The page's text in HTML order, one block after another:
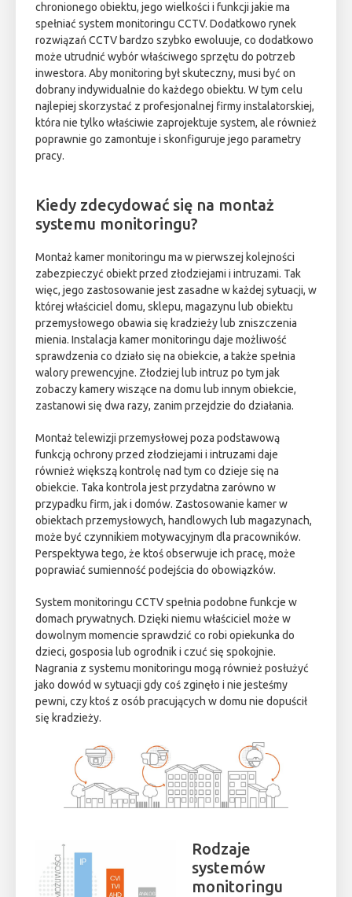
chronionego obiektu, jego wielkości i funkcji jakie ma
spełniać system monitoringu CCTV. Dodatkowo rynek
rozwiązań CCTV bardzo szybko ewoluuje, co dodatkowo
może utrudnić wybór właściwego sprzętu do potrzeb
inwestora. Aby monitoring był skuteczny, musi być on
dobrany indywidualnie do każdego obiektu. W tym celu
najlepiej skorzystać z profesjonalnej firmy instalatorskiej,
która nie tylko właściwie zaprojektuje system, ale również
poprawnie go zamontuje i skonfiguruje jego parametry
pracy.
Kiedy zdecydować się na montaż
systemu monitoringu?
Montaż kamer monitoringu ma w pierwszej kolejności
zabezpieczyć obiekt przed złodziejami i intruzami. Tak
więc, jego zastosowanie jest zasadne w każdej sytuacji, w
której właściciel domu, sklepu, magazynu lub obiektu
przemysłowego obawia się kradzieży lub zniszczenia
mienia. Instalacja kamer monitoringu daje możliwość
sprawdzenia co działo się na obiekcie, a także spełnia
walory prewencyjne. Złodziej lub intruz po tym jak
zobaczy kamery wiszące na domu lub innym obiekcie,
zastanowi się dwa razy, zanim przejdzie do działania.
Montaż telewizji przemysłowej poza podstawową
funkcją ochrony przed złodziejami i intruzami daje
również większą kontrolę nad tym co dzieje się na
obiekcie. Taka kontrola jest przydatna zarówno w
przypadku firm, jak i domów. Zastosowanie kamer w
obiektach przemysłowych, handlowych lub magazynach,
może być czynnikiem motywacyjnym dla pracowników.
Perspektywa tego, że ktoś obserwuje ich pracę, może
poprawiać sumienność podejścia do obowiązków.
System monitoringu CCTV spełnia podobne funkcje w
domach prywatnych. Dzięki niemu właściciel może w
dowolnym momencie sprawdzić co robi opiekunka do
dzieci, gosposia lub ogrodnik i czuć się spokojnie.
Nagrania z systemu monitoringu mogą również posłużyć
jako dowód w sytuacji gdy coś zginęło i nie jesteśmy
pewni, czy ktoś z osób pracujących w domu nie dopuścił
się kradzieży.
Rodzaje
systemów
monitoringu